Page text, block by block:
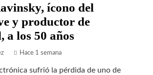
ícono del
y productor de
a los 50 años
Hace 1 semana
sufrió la pérdida de uno de